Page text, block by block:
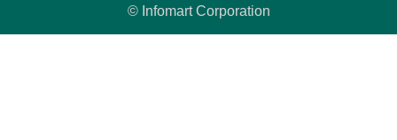
© Infomart Corporation